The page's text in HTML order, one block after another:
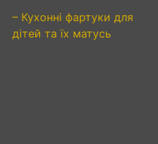
– Кухонні фартуки для
дітей та їх матусь